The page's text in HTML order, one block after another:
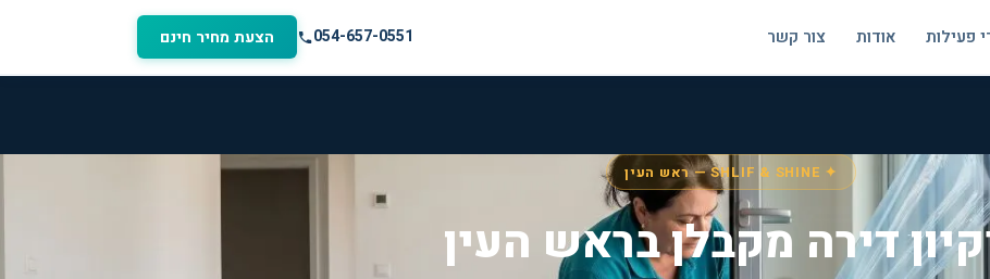
פעילות אודות צור קשר 054-657-0551 הצעת מחיר חינם
✦ SHLIF & SHINE — ראש העין
דירה מקבלן בראש העין